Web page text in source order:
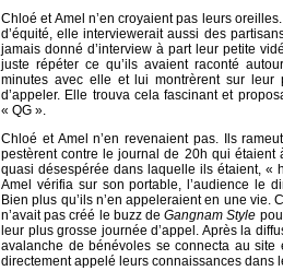
Chloé et Amel n’en croyaient pas leurs
d’équité, elle interviewerait aussi des
jamais donné d’interview à part leur petite
juste répéter ce qu’ils avaient raconté
minutes avec elle et lui montrèrent sur leur
d’appeler. Elle trouva cela fascinant et
« QG ».
Chloé et Amel n’en revenaient pas. Ils
pestèrent contre le journal de 20h qui étaient
quasi désespérée dans laquelle ils étaient, «
Amel vérifia sur son portable, l’audience le
Bien plus qu’ils n’en appeleraient en une vie.
n’avait pas créé le buzz deGangnam Style
leur plus grosse journée d’appel. Après la
avalanche de bénévoles se connecta au
directement appelé leurs connaissances dans